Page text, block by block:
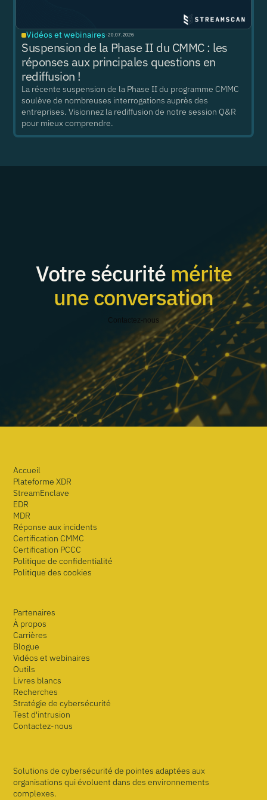
Vidéos et webinaires ·20.07.2026
Suspension de la Phase II du CMMC : les
réponses aux principales questions en
rediffusion !
La récente suspension de la Phase II du programme CMMC
soulève de nombreuses interrogations auprès des
entreprises. Visionnez la rediffusion de notre session Q&R
pour mieux comprendre.
Votre sécurité mérite
une conversation
Contactez-nous
Accueil
Plateforme XDR
StreamEnclave
EDR
MDR
Réponse aux incidents
Certification CMMC
Certification PCCC
Politique de confidentialité
Politique des cookies
Partenaires
À propos
Carrières
Blogue
Vidéos et webinaires
Outils
Livres blancs
Recherches
Stratégie de cybersécurité
Test d'intrusion
Contactez-nous
Solutions de cybersécurité de pointes adaptées aux
organisations qui évoluent dans des environnements
complexes.